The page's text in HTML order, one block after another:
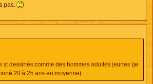
pas.
st dessinés comme des hommes adultes jeunes (je
20 à 25 ans en moyenne).